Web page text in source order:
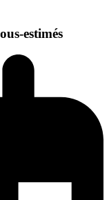
estimés